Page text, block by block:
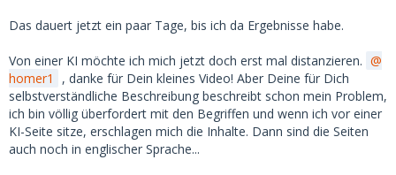
Das dauert jetzt ein paar Tage, bis ich da Ergebnisse habe.
Von einer KI möchte ich mich jetzt doch erst mal distanzieren.
homer1
, danke für Dein kleines Video! Aber Deine für Dich
selbstverständliche Beschreibung beschreibt schon mein Problem,
ich bin völlig überfordert mit den Begriffen und wenn ich vor einer
KI-Seite sitze, erschlagen mich die Inhalte. Dann sind die Seiten
auch noch in englischer Sprache...